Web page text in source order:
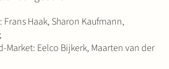
Haak, Sharon Kaufmann,
Market: Eelco Bijkerk, Maarten van der